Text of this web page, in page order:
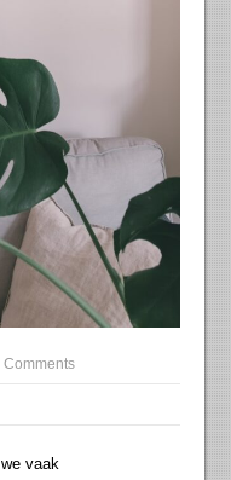
Comments
vaak